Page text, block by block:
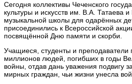
Сегодня коллективы Чеченского
культуры и искусств им. В.А. Татаева
музыкальной школы для одарённых
присоединились к Всероссийской
посвящённой Дню памяти и скорби.
Учащиеся, студенты и преподаватели
миллионов людей, погибших в годы
войны, отдав дань уважения подвигу
мирных граждан, чьи жизни унесла